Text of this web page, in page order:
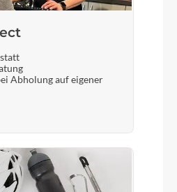
AIF-1113
Sattel
Gabel
4"-1 1/2" Eccentric Carbon
steerer
Abholung auf eigener